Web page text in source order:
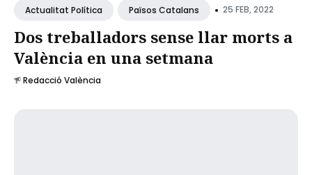
Actualitat Política Països Catalans • 25 FEB, 2022
Dos treballadors sense llar morts a
València en una setmana
Redacció València